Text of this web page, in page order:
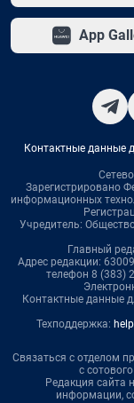
App
Контактные данные
Зарегистрировано
информационных
Учредитель:
Главный
Адрес редакции:
телефон 8 (383)
Контактные данные
Техподдержка:
Связаться с отделом
с
Редакция сайта
информации,